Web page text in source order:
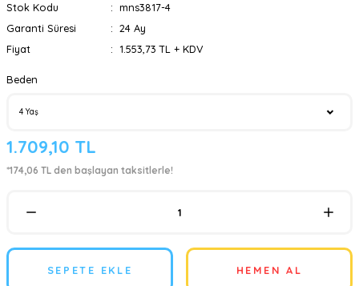
Stok Kodu
mns3817-4
Garanti Süresi
24 Ay
Fiyat
1.553,73 TL + KDV
Beden
1.709,10 TL
*174,06 TL den başlayan taksitlerle!
SEPETE EKLE HEMEN AL